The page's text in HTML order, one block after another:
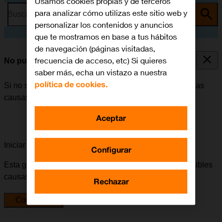
Busca por problema o tema
No puedo enviar ni recibir SMS
Si no se puede enviar ni recibir SMS, puede haber varias
causas posibles al problema.
Iniciar la guía para solucionar tu problema
Esta guía te va a conducir a través de una serie de posibles
causas y soluciones al problema.
Comenzar
para analizar cómo utilizas este sitio web y
personalizar los contenidos y anuncios
que te mostramos en base a tus hábitos
de navegación (páginas visitadas,
frecuencia de acceso, etc) Si quieres
saber más, echa un vistazo a nuestra
política de cookies.
Configurar
Rechazar
Aceptar